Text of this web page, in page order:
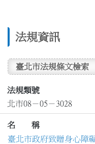
法規資訊
臺北市法規條文檢索
法規類號
北市08－05－3028
名 稱
臺北市政府致贈身心障